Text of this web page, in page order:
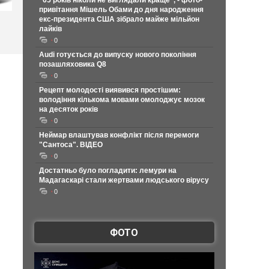
привітання Мішель Обами до дня народження
екс-президента США зібрало майже мільйон
лайків
0
Audi готується до випуску нового покоління
позашляховика Q8
0
Рецепт молодості виявився простішим:
володіння кількома мовами омолоджує мозок
на десяток років
0
Неймар влаштував конфлікт після перемоги
"Сантоса". ВІДЕО
0
Достатньо було погладити: лемури на
Мадагаскарі стали жертвами людського вірусу
0
ФОТО